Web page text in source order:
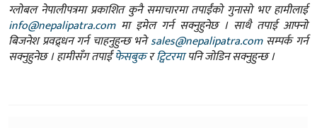
ग्लोबल नेपालीपत्रमा प्रकाशित कुनै समाचारमा तपाईंको गुनासो भए हामीलाई
info@nepalipatra.comमा इमेल गर्न सक्नुहुनेछ । साथै तपाई आफ्नो
बिजनेश प्रवद्र्धन गर्न चाहनुहुन्छ भनेsales@nepalipatra.comसम्पर्क गर्न
सक्नुहुनेछ । हामीसँग तपाईंफेसबुकरट्विटरमापनि जोडिन सक्नुहुन्छ ।